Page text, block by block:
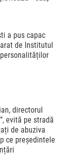
a pus capac
de Institutul
directorul
evită pe stradă
de abuziva
ce președintele